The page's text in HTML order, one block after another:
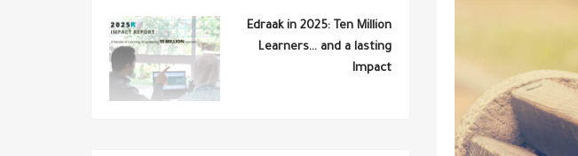
Edraak in 2025: Ten Million
Learners… and a lasting
Impact